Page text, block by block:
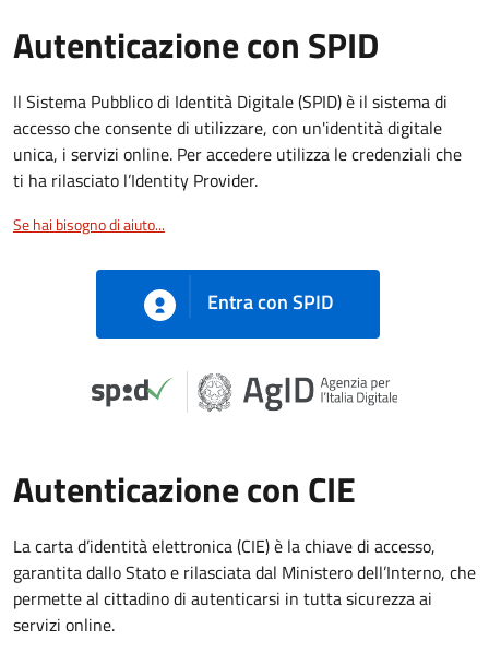
Autenticazione con SPID
Il Sistema Pubblico di Identità Digitale (SPID) è il sistema di
accesso che consente di utilizzare, con un'identità digitale
unica, i servizi online. Per accedere utilizza le credenziali che
ti ha rilasciato l’Identity Provider.
Se hai bisogno di aiuto...
Entra con SPID
Autenticazione con CIE
La carta d’identità elettronica (CIE) è la chiave di accesso,
garantita dallo Stato e rilasciata dal Ministero dell’Interno, che
permette al cittadino di autenticarsi in tutta sicurezza ai
servizi online.